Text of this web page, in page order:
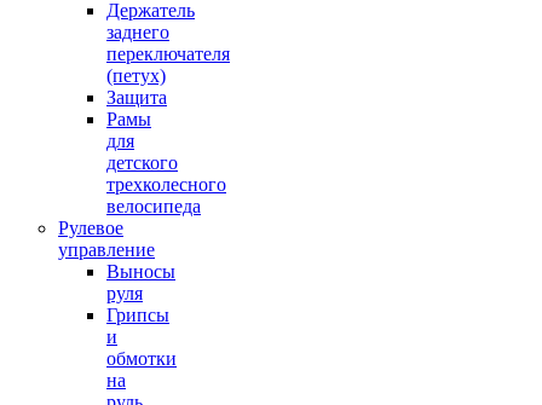
Держатель
заднего
переключателя
(петух)
Защита
Рамы
для
детского
трехколесного
велосипеда
Рулевое
управление
Выносы
руля
Грипсы
и
обмотки
на